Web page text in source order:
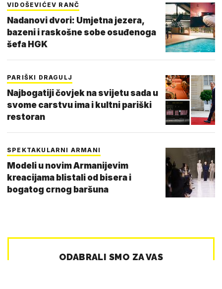
VIDOŠEVIĆEV RANČ
Nadanovi dvori: Umjetna jezera,
bazeni i raskošne sobe osuđenoga
šefa HGK
PARIŠKI DRAGULJ
Najbogatiji čovjek na svijetu sada u
svome carstvu ima i kultni pariški
restoran
SPEKTAKULARNI ARMANI
Modeli u novim Armanijevim
kreacijama blistali od bisera i
bogatog crnog baršuna